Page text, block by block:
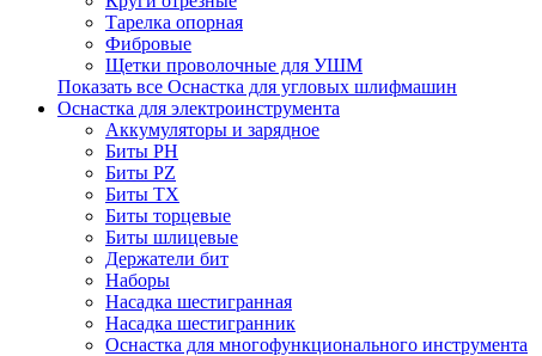
Тарелка опорная
Фибровые
Щетки проволочные для УШМ
Показать все Оснастка для угловых шлифмашин
Оснастка для электроинструмента
Аккумуляторы и зарядное
Биты PH
Биты PZ
Биты TX
Биты торцевые
Биты шлицевые
Держатели бит
Наборы
Насадка шестигранная
Насадка шестигранник
Оснастка для многофункционального инструмента